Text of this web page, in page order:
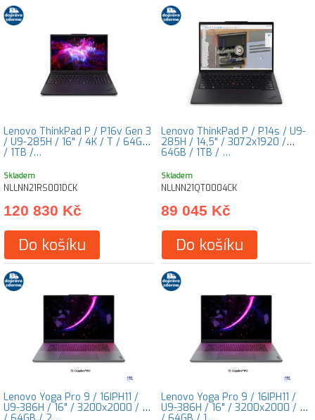
Lenovo ThinkPad P / P16v Gen 3
/ U9-285H / 16" / 4K / T / 64GB
/ 1TB /…
Skladem
NLLNN21RS001DCK
120 830 Kč
Do košíku
Lenovo ThinkPad P / P14s / U9-
285H / 14,5" / 3072x1920 /
64GB / 1TB / …
Skladem
NLLNN21QT0004CK
89 045 Kč
Do košíku
Lenovo Yoga Pro 9 / 16IPH11 /
U9-386H / 16" / 3200x2000 / T
Lenovo Yoga Pro 9 / 16IPH11 /
U9-386H / 16" / 3200x2000 / T